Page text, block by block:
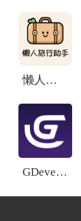
懒人旅行助手
GDevelop